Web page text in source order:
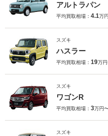
アルトラパン
平均買取相場： 4.1万
スズキ
ハスラー
平均買取相場： 19万
スズキ
ワゴンR
平均買取相場： 3万円
スズキ